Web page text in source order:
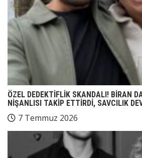
ÖZEL DEDEKTİFLİK SKANDALI! BİRAN
NİŞANLISI TAKİP ETTİRDİ, SAVCILIK
7 Temmuz 2026